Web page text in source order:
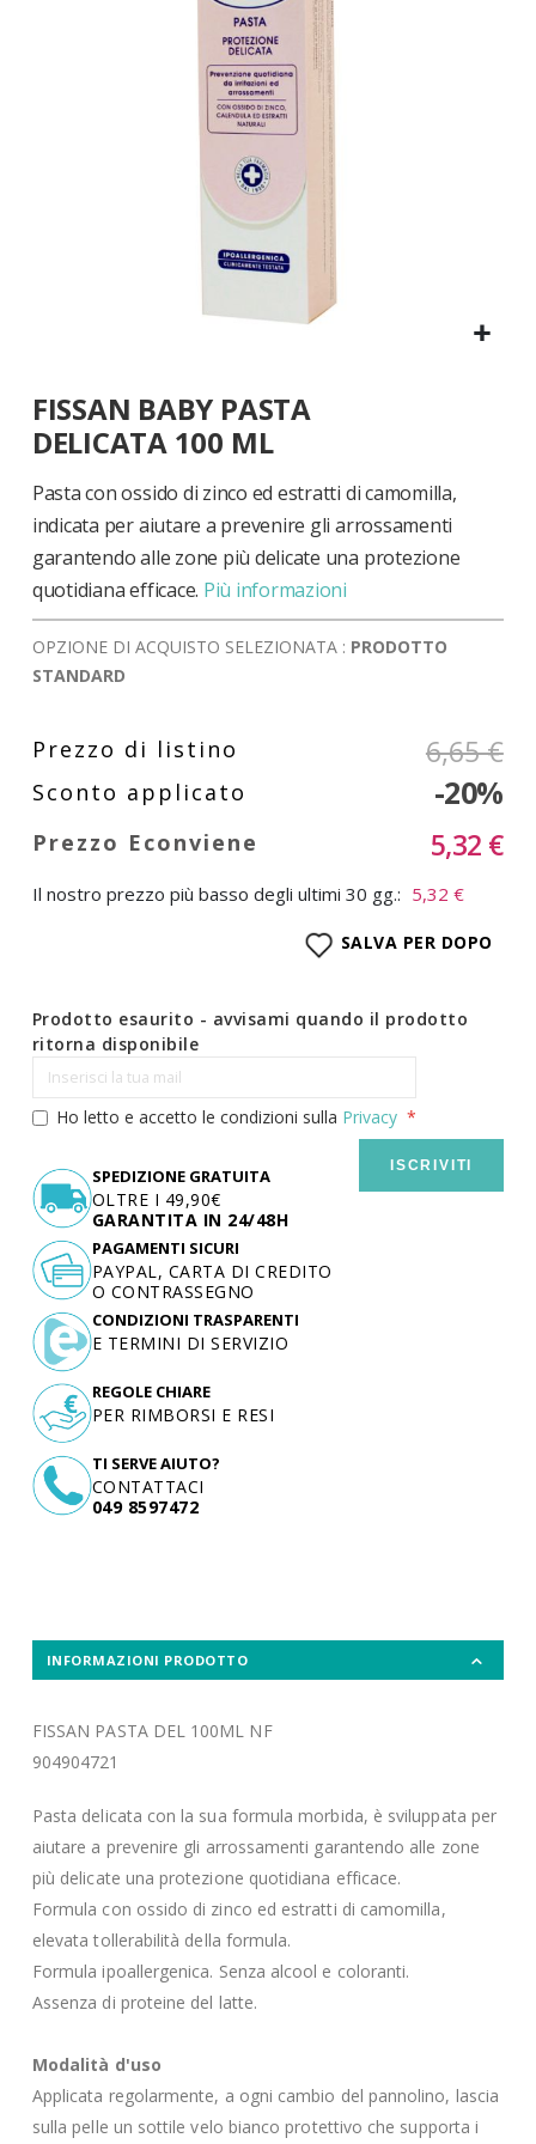
all'inizio
della
galleria
di
immagini
FISSAN BABY PASTA
DELICATA 100 ML
Pasta con ossido di zinco ed estratti di camomilla,
indicata per aiutare a prevenire gli arrossamenti
garantendo alle zone più delicate una protezione
quotidiana efficace. Più informazioni
OPZIONE DI ACQUISTO SELEZIONATA : PRODOTTO
STANDARD
6,65 €
-20%
5,32 €
Il nostro prezzo più basso degli ultimi 30 gg.: 5,32 €
SALVA PER DOPO
Prodotto esaurito - avvisami quando il prodotto
ritorna disponibile
Ho letto e accetto le condizioni sulla Privacy
ISCRIVITI
SPEDIZIONE GRATUITA
OLTRE I 49,90€
GARANTITA IN 24/48H
TI SERVE AIUTO?
CONTATTACI
049 8597472
PAGAMENTI SICURI
PAYPAL, CARTA DI CREDITO
O CONTRASSEGNO
CONDIZIONI TRASPARENTI
E TERMINI DI SERVIZIO
REGOLE CHIARE
PER RIMBORSI E RESI
INFORMAZIONI PRODOTTO
FISSAN PASTA DEL 100ML NF
904904721
Pasta delicata con la sua formula morbida, è sviluppata per
aiutare a prevenire gli arrossamenti garantendo alle zone
più delicate una protezione quotidiana efficace.
Formula con ossido di zinco ed estratti di camomilla,
elevata tollerabilità della formula.
Formula ipoallergenica. Senza alcool e coloranti.
Assenza di proteine del latte.
Modalità d'uso
Applicata regolarmente, a ogni cambio del pannolino, lascia
sulla pelle un sottile velo bianco protettivo che supporta i